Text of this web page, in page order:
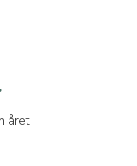
året